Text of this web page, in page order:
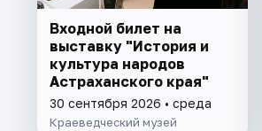
Входной билет на
выставку "История и
культура народов
Астраханского края"
30 сентября 2026 • среда
Краеведческий музей